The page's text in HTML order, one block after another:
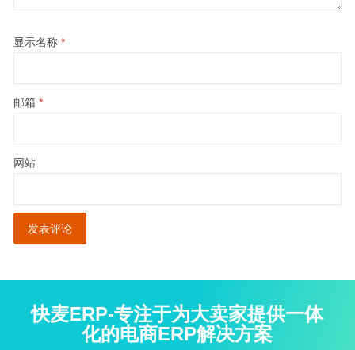
显示名称 *
邮箱 *
网站
快麦ERP-专注于为大卖家提供一体
化的电商ERP解决方案